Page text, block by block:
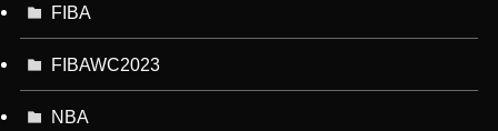
FIBA
FIBAWC2023
NBA